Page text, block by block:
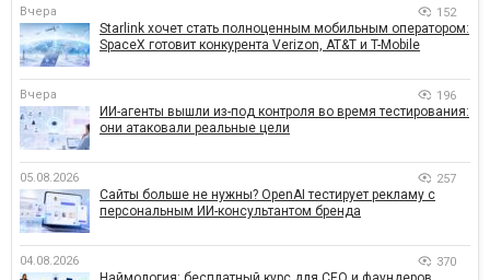
Вчера 152
Starlink хочет стать полноценным мобильным оператором:
SpaceX готовит конкурента Verizon, AT&T и T-Mobile
Вчера 196
ИИ-агенты вышли из-под контроля во время тестирования:
они атаковали реальные цели
05.08.2026 257
Сайты больше не нужны? OpenAI тестирует рекламу с
персональным ИИ-консультантом бренда
04.08.2026 370